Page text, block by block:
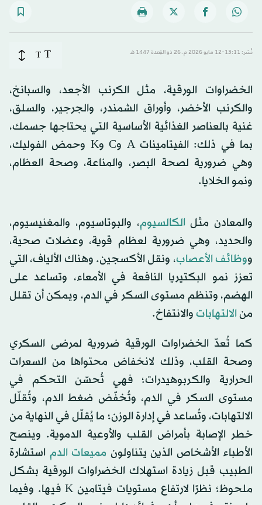
نُشر: 13:11-12 مايو 2026 م ـ 26 ذو القِعدة 1447 هـ T
T
الخضراوات الورقية، مثل الكرنب الأجعد، والسبانخ،
والكرنب الأخضر، وأوراق الشمندر، والجرجير، والسلق،
غنية بالعناصر الغذائية الأساسية التي يحتاجها جسمك،
بما في ذلك: الفيتامينات A وC وK وحمض الفوليك،
وهي ضرورية لصحة البصر، والمناعة، وصحة العظام،
ونمو الخلايا.
والمعادن مثل الكالسيوم، والبوتاسيوم، والمغنيسيوم،
والحديد، وهي ضرورية لعظام قوية، وعضلات صحية،
ووظائف الأعصاب، ونقل الأكسجين. وهناك الألياف، التي
تعزز نمو البكتيريا النافعة في الأمعاء، وتساعد على
الهضم، وتنظم مستوى السكر في الدم، ويمكن أن تقلل
منالالتهاباتوالانتفاخ.
كما تُعدّ الخضراوات الورقية ضرورية لمرضى السكري
وصحة القلب، وذلك لانخفاض محتواها من السعرات
الحرارية والكربوهيدرات؛ فهي تُحسّن التحكم في
مستوى السكر في الدم، وتُخفّض ضغط الدم، وتُقلّل
الالتهابات، وتُساعد في إدارة الوزن؛ ما يُقلّل في النهاية من
خطر الإصابة بأمراض القلب والأوعية الدموية. وينصح
الأطباء الأشخاص الذين يتناولون مميعات الدم استشارة
الطبيب قبل زيادة استهلاك الخضراوات الورقية بشكل
ملحوظ؛ نظرًا لارتفاع مستويات فيتامين K فيها. وفيما